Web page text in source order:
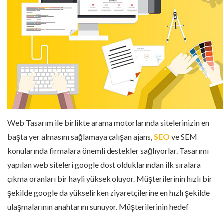
Web Tasarım ile birlikte arama motorlarında sitelerinizin en
başta yer almasını sağlamaya çalışan ajans,SEO ve SEM
konularında firmalara önemli destekler sağlıyorlar. Tasarımı
yapılan web siteleri google dost olduklarından ilk sıralara
çıkma oranları bir hayli yüksek oluyor. Müşterilerinin hızlı bir
şekilde google da yükselirken ziyaretçilerine en hızlı şekilde
ulaşmalarının anahtarını sunuyor. Müşterilerinin hedef